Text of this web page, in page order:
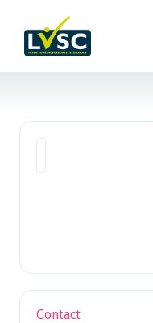
Contact